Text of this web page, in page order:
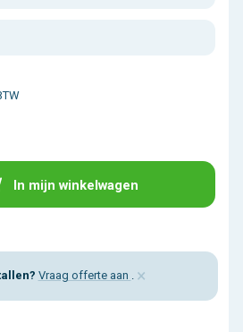
In mijn winkelwagen
Vraag offerte aan . ×